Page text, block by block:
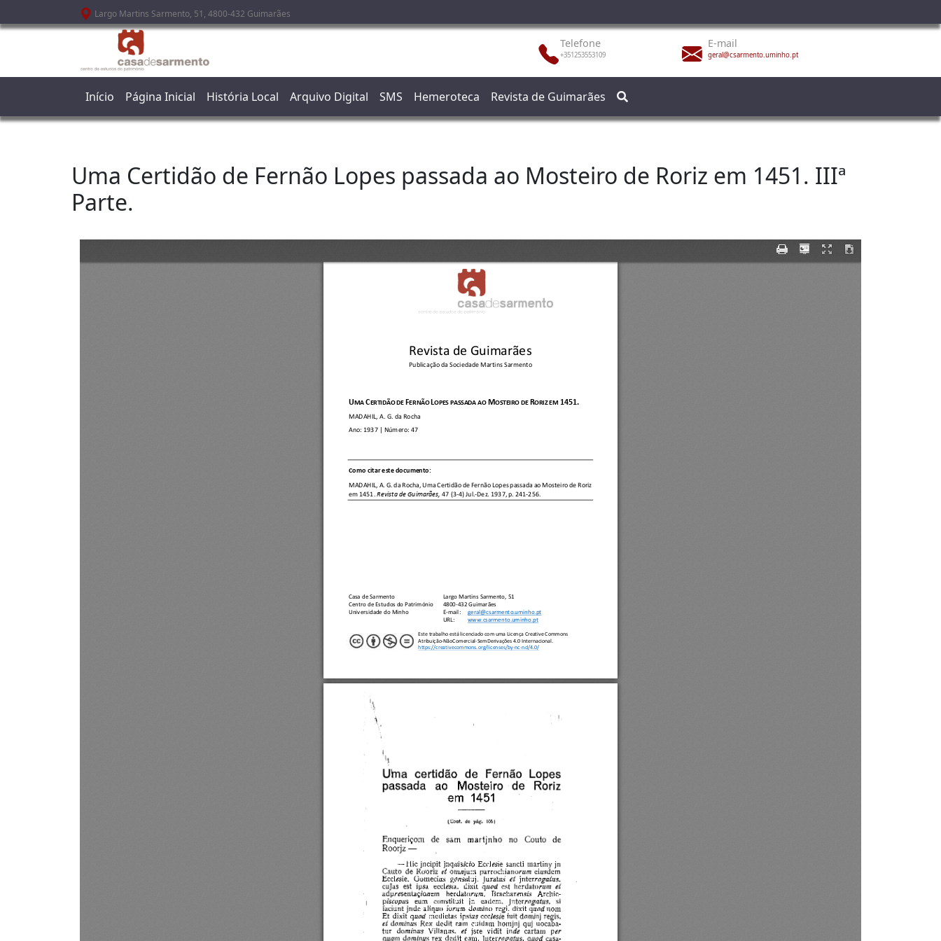
Passar para o conteúdo principalLargo Martins Sarmento, 51, 4800-432 Guimarães
Telefone
+351253553109
E-mail
geral@csarmento.uminho.pt
Início Página Inicial História Local Arquivo Digital SMS Hemeroteca Revista de Guimarães
Uma Certidão de Fernão Lopes passada ao Mosteiro de Roriz em 1451. IIIª
Parte.